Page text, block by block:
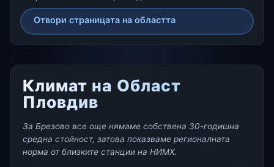
Отвори страницата на областта
Климат на Област
Пловдив
За Брезово все още нямаме собствена 30-годишна
средна стойност, затова показваме регионалната
норма от близките станции на НИМХ.